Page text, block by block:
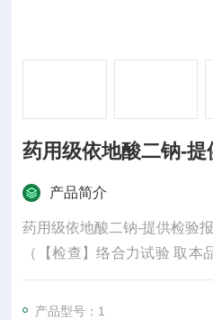
药用级依地酸二钠-
产品简介
药用级依地酸二钠-提供检验
（【检查】络合力试验 取本品，精密称定，用水溶解并
稀释制成0.01mol/L的溶液，
经200℃干燥2小时的碳酸钙
产品型号：1